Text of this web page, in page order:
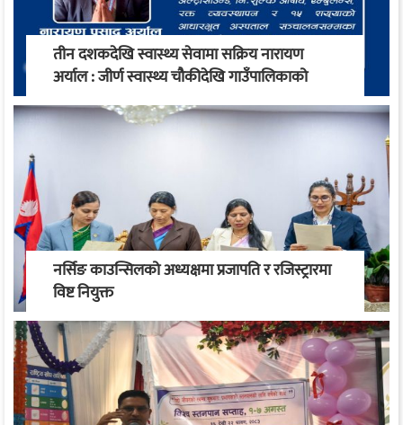
तीन दशकदेखि स्वास्थ्य सेवामा सक्रिय नारायण
अर्याल : जीर्ण स्वास्थ्य चौकीदेखि गाउँपालिकाको
स्वास्थ्य रूपान्तरण सम्म
नर्सिङ काउन्सिलको अध्यक्षमा प्रजापति र रजिस्ट्रारमा
विष्ट नियुक्त